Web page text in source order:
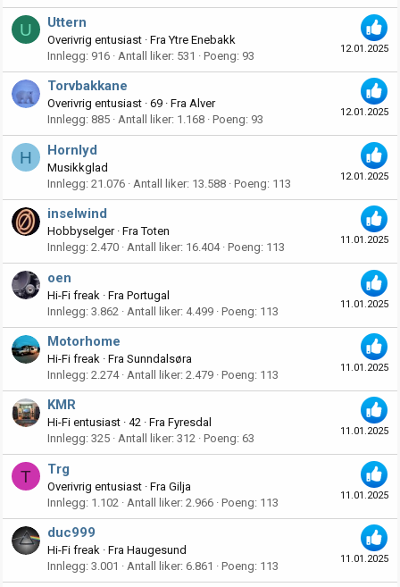
U
12.01.2025
Uttern
Overivrig entusiast · FraYtre Enebakk
Innlegg 916 Antall liker 531 Poeng 93
12.01.2025
Torvbakkane
Overivrig entusiast · 69 · Fra Alver
Innlegg 885 Antall liker 1.168 Poeng 93
H
12.01.2025
Hornlyd
Musikkglad
Innlegg 21.076 Antall liker 13.588 Poeng 113
11.01.2025
inselwind
Hobbyselger · FraToten
Innlegg 2.470 Antall liker 16.404 Poeng 113
11.01.2025
oen
Hi-Fi freak · Fra Portugal
Innlegg 3.862 Antall liker 4.499 Poeng 113
11.01.2025
Motorhome
Hi-Fi freak · Fra Sunndalsøra
Innlegg 2.274 Antall liker 2.479 Poeng 113
11.01.2025
KMR
Hi-Fi entusiast · 42 · Fra Fyresdal
Innlegg 325 Antall liker 312 Poeng 63
T
11.01.2025
Trg
Overivrig entusiast · Fra Gilja
Innlegg 1.102 Antall liker 2.966 Poeng 113
11.01.2025
duc999
Hi-Fi freak · Fra Haugesund
Innlegg 3.001 Antall liker 6.861 Poeng 113